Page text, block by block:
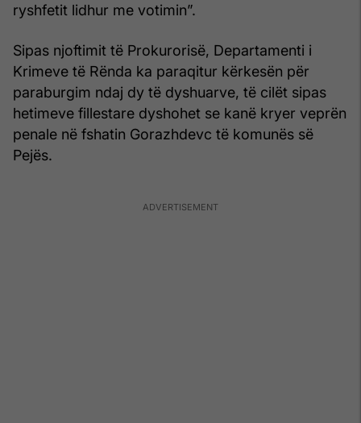
ryshfetit lidhur me votimin”.
Sipas njoftimit të Prokurorisë, Departamenti i
Krimeve të Rënda ka paraqitur kërkesën për
paraburgim ndaj dy të dyshuarve, të cilët sipas
hetimeve fillestare dyshohet se kanë kryer veprën
penale në fshatin Gorazhdevc të komunës së
Pejës.